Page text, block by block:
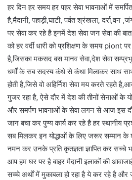
हर दिन हर समय हर पहर सेवा भावनाओं में
है,मैदानी, पहाड़ी,घाटी, पर्वत श्रंखला,
पर सेवा कर रहे है इनमें देश सेवा जन सेवा की
को हर वर्दी धारी को प्रशिक्षण के समय piont
है,जिसका मकसद बस मानव सेवा,देश सेवा
धर्मों के सब सदस्य कंधे से कंधा मिलाकर साथ
होती है,जिसे वो अहिर्निश सेवा मय करते रहते
गुजर रहा है, ऐसे दौर में देश की तीनों सेनाओं के
और समर्पण भावनाओं के सेवा लगन से आज इस
जान बचा कर पुण्य कार्य कर रहे है हर स्थानीय
सब मिलकर इन योद्धाओं के लिए जरूर सम्मान के
नमन कर उनके प्रति कृतज्ञता ज्ञापित कर सच्चे
आप हम घर पर है बाहर मैदानी इलाकों की
सच्चे अर्थों में मुकाबला हो रहा है ये कर रहे है